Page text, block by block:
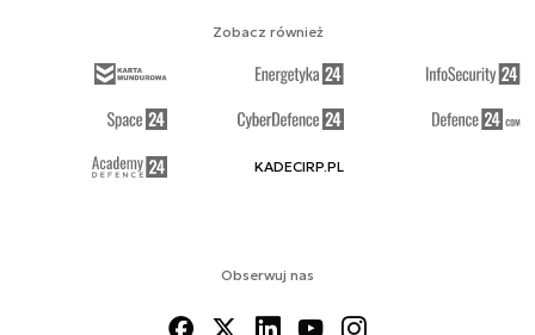
Obserwuj nas
Zobacz również
KADECIRP.PL